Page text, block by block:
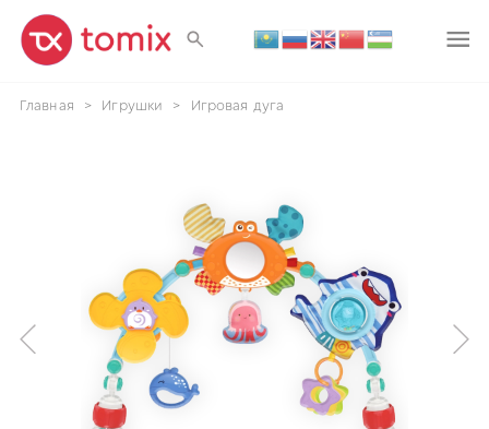
Главная > Игрушки > Игровая дуга